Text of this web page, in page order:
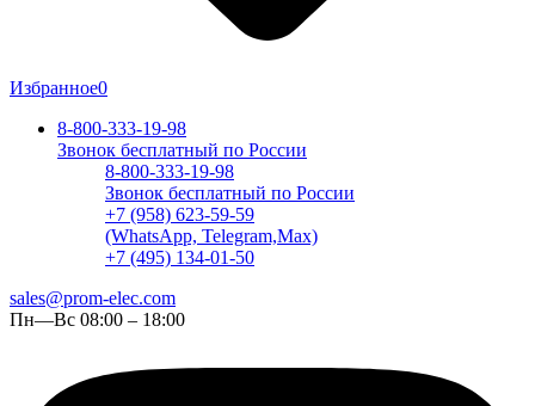
Избранное0
8-800-333-19-98
Звонок бесплатный по России
8-800-333-19-98
Звонок бесплатный по России
+7 (958) 623-59-59
(WhatsApp, Telegram,Max)
+7 (495) 134-01-50
sales@prom-elec.com
Пн—Вс 08:00 – 18:00